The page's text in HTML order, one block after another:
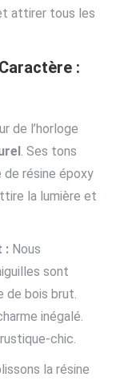
attirer tous les
:
de l’horloge
. Ses tons
résine époxy
la lumière et
: Nous
sont
de bois brut.
inégalé.
chic.
la résine